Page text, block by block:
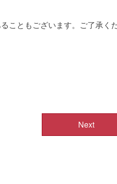
こともございます。ご了承く
Next